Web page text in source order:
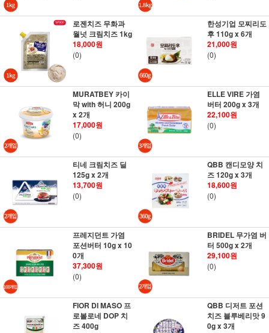
로젠치즈 무화과
월넛 크림치즈 1kg
18,000원
(0)
한성기업 모찌리도
후 110g x 6개
21,000원
(0)
MURATBEY 카이
막 with 허니 200g
x 2개
17,000원
(0)
ELLE VIRE 가염
버터 200g x 3개
22,100원
(0)
티네 크림치즈 딜
125g x 2개
13,700원
(0)
QBB 캔디모양 치
즈 120g x 3개
18,600원
(0)
프레지던트 가염
포션버터 10g x 10
0개
37,300원
(0)
BRIDEL 무가염 버
터 500g x 2개
29,100원
(0)
FIOR DI MASO 프
로볼로네 DOP 치
즈 400g
QBB 디저트 포션
치즈 블루베리맛 9
0g x 3개